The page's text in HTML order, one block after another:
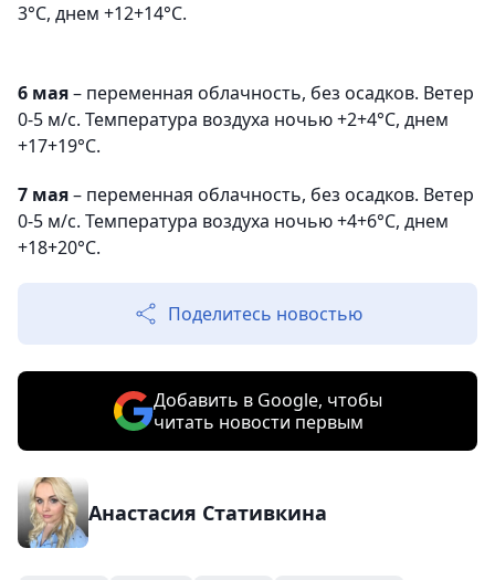
3°С, днем +12+14°С.
6 мая– переменная облачность, без осадков. Ветер
0-5 м/с. Температура воздуха ночью +2+4°С, днем
+17+19°С.
7 мая– переменная облачность, без осадков. Ветер
0-5 м/с. Температура воздуха ночью +4+6°С, днем
+18+20°С.
Поделитесь новостью
Добавить в Google, чтобы
читать новости первым
Анастасия Стативкина